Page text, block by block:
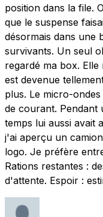
position dans la file.
que le suspense
désormais dans une
survivants. Un seul
regardé ma box.
est devenue
plus. Le micro-
de courant. Pendant
temps lui aussi avait
j'ai aperçu un
logo. Je préfère
Rations restantes :
d'attente. Espoir :